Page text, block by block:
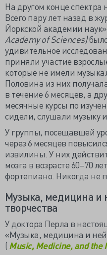
На другом конце
Всего пару лет назад в
Йоркской академии наук»
Academy of Sciences)
удивительное
приняли участие
которые не имели
Половина из них
в течение 6 месяцев, а
месячные курсы по
сидели, слушали музыку
У группы, посещавшей
через 6 месяцев
извилины. У них
мозга в возрасте 60–70
фортепиано. Никогда не
Музыка, медицина и
творчества
У доктора Перла в
«Музыка, медицина и
( Music, Medicine, and